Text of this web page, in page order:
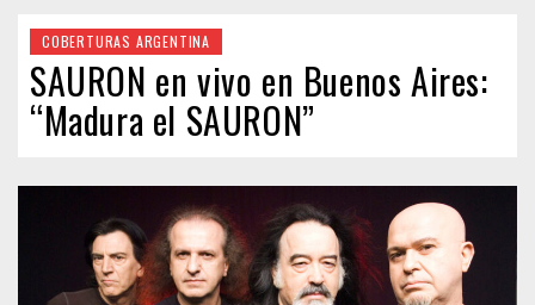
COBERTURAS ARGENTINA
SAURON en vivo en Buenos Aires:
“Madura el SAURON”